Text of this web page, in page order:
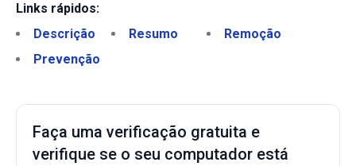
Links rápidos:
Descrição
Resumo
Remoção
Prevenção
Faça uma verificação gratuita e
verifique se o seu computador está